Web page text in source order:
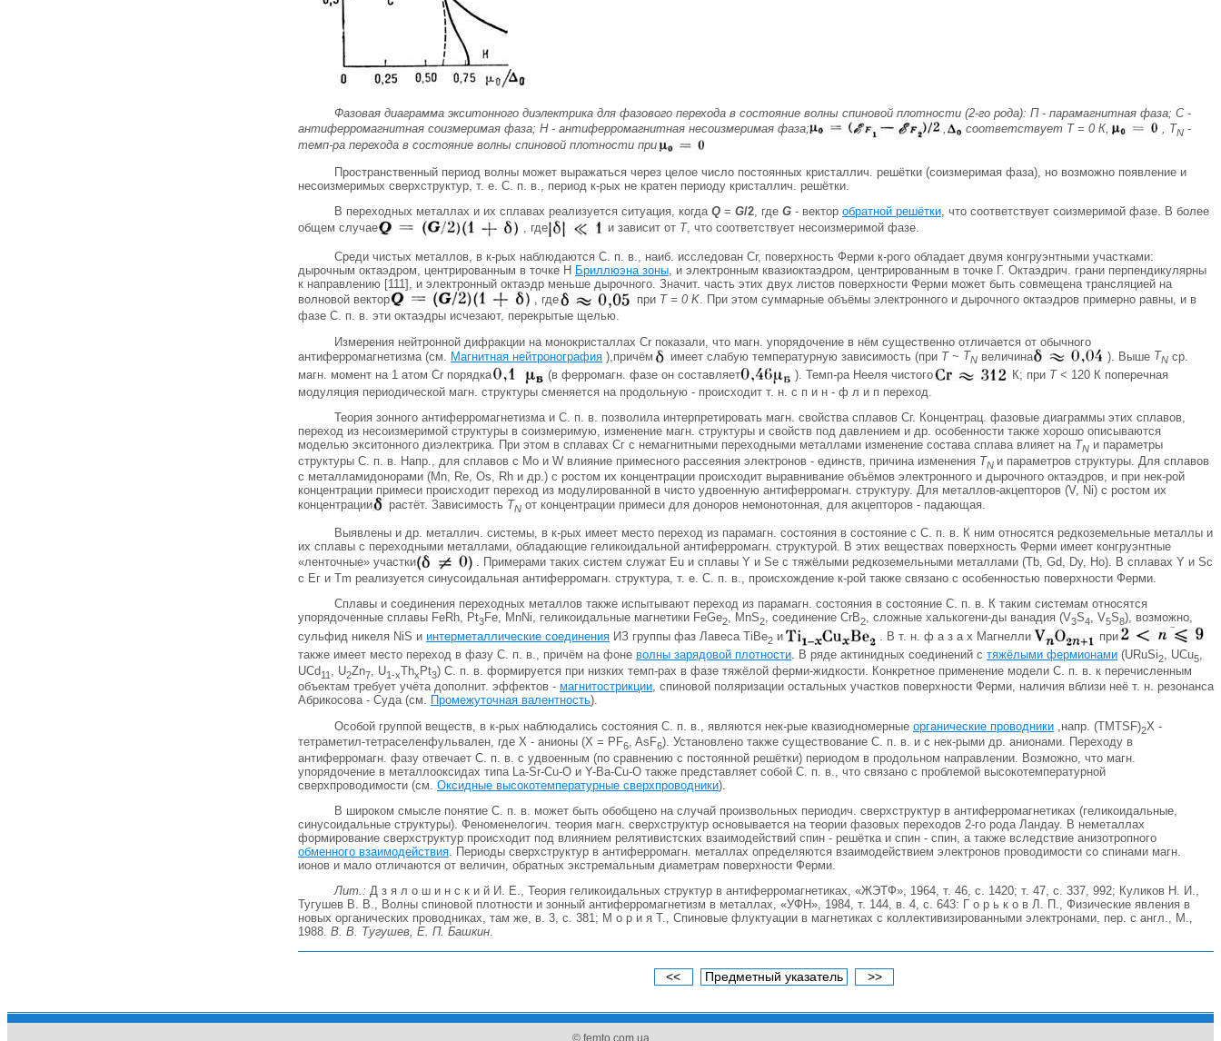
Фазовая диаграмма экситонного диэлектрика для фазового перехода в состояние волны спиновой плотности (2-го рода): П - парамагнитная фаза; С -
антиферромагнитная соизмеримая фаза; Н - антиферромагнитная несоизмеримая фаза;
соответствует Т = 0 К, , ТN -
темп-pa перехода в состояние волны спиновой плотности при
Пространственный период волны может выражаться через целое число постоянных кристаллич. решётки (соизмеримая фаза), но возможно появление и
несоизмеримых сверхструктур, т. е. С. п. в., период к-рых не кратен периоду кристаллич. решётки.
В переходных металлах и их сплавах реализуется ситуация, когда Q = G/2 , где G - вектор обратной решётки , что соответствует соизмеримой фазе. В более
общем случае
, где и зависит от Т, что соответствует несоизмеримой фазе.
Среди чистых металлов, в к-рых наблюдаются С. п. в., наиб. исследован Сr, поверхность Ферми к-рого обладает двумя конгруэнтными участками:
дырочным октаэдром, центрированным в точке Н Бриллюэна зоны, и электронным квазиоктаэдром, центрированным в точке Г. Октаэдрич. грани перпендикулярны
к направлению [111], и электронный октаэдр меньше дырочного. Значит. часть этих двух листов поверхности Ферми может быть совмещена трансляцией на
волновой вектор
, где при Т = 0 K . При этом суммарные объёмы электронного и дырочного октаэдров примерно равны, и в
фазе С. п. в. эти октаэдры исчезают, перекрытые щелью.
Измерения нейтронной дифракции на монокристаллах Сr показали, что магн. упорядочение в нём существенно отличается от обычного
антиферромагнетизма (см. Магнитная нейтронография ),причём имеет слабую температурную зависимость (при Т~ TN величина ). Выше TN ср.
магн. момент на 1 атом Сr порядка
(в ферромагн. фазе он составляет ). Темп-pa Нееля чистого К; при Т< 120 К поперечная
модуляция периодической магн. структуры сменяется на продольную - происходит т. н. с п и н - ф л и п переход.
Теория зонного антиферромагнетизма и С. п. в. позволила интерпретировать магн. свойства сплавов Сг. Концентрац. фазовые диаграммы этих сплавов,
переход из несоизмеримой структуры в соизмеримую, изменение магн. структуры и свойств под давлением и др. особенности также хорошо описываются
моделью экситонного диэлектрика. При этом в сплавах Сг с немагнитными переходными металлами изменение состава сплава влияет на TN и параметры
структуры С. п. в. Напр., для сплавов с Мо и W влияние примесного рассеяния электронов - единств, причина изменения TN и параметров структуры. Для сплавов
с металламидонорами (Mn, Re, Os, Rh и др.) с ростом их концентрации происходит выравнивание объёмов электронного и дырочного октаэдров, и при нек-рой
концентрации примеси происходит переход из модулированной в чисто удвоенную антиферромагн. структуру. Для металлов-акцепторов (V, Ni) с ростом их
концентрации
растёт. Зависимость TN от концентрации примеси для доноров немонотонная, для акцепторов - падающая.
Выявлены и др. металлич. системы, в к-рых имеет место переход из парамагн. состояния в состояние с С. п. в. К ним относятся редкоземельные металлы и
их сплавы с переходными металлами, обладающие геликоидальной антиферромагн. структурой. В этих веществах поверхность Ферми имеет конгруэнтные
«ленточные» участки
. Примерами таких систем служат Еu и сплавы Y и Se с тяжёлыми редкоземельными металлами (Tb, Gd, Dy, Но). В сплавах Y и Sc
с Ег и Тm реализуется синусоидальная антиферромагн. структура, т. е. С. п. в., происхождение к-рой также связано с особенностью поверхности Ферми.
Сплавы и соединения переходных металлов также испытывают переход из парамагн. состояния в состояние С. п. в. К таким системам относятся
упорядоченные сплавы FeRh, Pt3Fe, MnNi, геликоидальные магнетики FeGe2, MnS2, соединение СrВ2, сложные халькогени-ды ванадия (V3S4, V5S8), возможно,
сульфид никеля NiS и интерметаллические соединения ИЗ группы фаз Лавеса TiBe2 и . В т. н. ф а з а х Магнелли
при
также имеет место переход в фазу С. п. в., причём на фоне волны зарядовой плотности . В ряде актинидных соединений с тяжёлыми фермионами (URuSi2 , UCu5
UCd11 , U2Zn7 , U1-xThxPt3) С. п. в. формируется при низких темп-рах в фазе тяжёлой ферми-жидкости. Конкретное применение модели С. п. в. к перечисленным
объектам требует учёта дополнит. эффектов - магнитострикции, спиновой поляризации остальных участков поверхности Ферми, наличия вблизи неё т. н. резонанса
Абрикосова - Суда (см. Промежуточная валентность).
Особой группой веществ, в к-рых наблюдались состояния С. п. в., являются нек-рые квазиодномерные органические проводники ,напр. (TMTSF)2X -
тетраметил-тетраселенфульвален, где X - анионы (X = PF6, AsF6). Установлено также существование С. п. в. и с нек-рыми др. анионами. Переходу в
антиферромагн. фазу отвечает С. п. в. с удвоенным (по сравнению с постоянной решётки) периодом в продольном направлении. Возможно, что магн.
упорядочение в металлооксидах типа La-Sr-Сu-О и Y-Ва-Сu-О также представляет собой С. п. в., что связано с проблемой высокотемпературной
сверхпроводимости (см. Оксидные высокотемпературные сверхпроводники).
В широком смысле понятие С. п. в. может быть обобщено на случай произвольных периодич. сверхструктур в антиферромагнетиках (геликоидальные,
синусоидальные структуры). Феноменелогич. теория магн. сверхструктур основывается на теории фазовых переходов 2-го рода Ландау. В неметаллах
формирование сверхструктур происходит под влиянием релятивистских взаимодействий спин - решётка и спин - спин, а также вследствие анизотропного
обменного взаимодействия. Периоды сверхструктур в антиферромагн. металлах определяются взаимодействием электронов проводимости со спинами магн.
ионов и мало отличаются от величин, обратных экстремальным диаметрам поверхности Ферми.
Лит.: Д з я л о ш и н с к и й И. Е., Теория геликоидальных структур в антиферромагнетиках, «ЖЭТФ», 1964, т. 46, с. 1420; т. 47, с. 337, 992; Куликов Н. И.,
Тугушев В. В., Волны спиновой плотности и зонный антиферромагнетизм в металлах, «УФН», 1984, т. 144, в. 4, с. 643: Г о р ь к о в Л. П., Физические явления в
новых органических проводниках, там же, в. 3, с. 381; М о р и я Т., Спиновые флуктуации в магнетиках с коллективизированными электронами, пер. с англ., М.,
1988. В. В. Тугушев, Е. П. Башкин.
<< Предметный указатель >>
© femto.com.ua